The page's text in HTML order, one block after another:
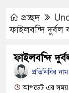
প্রচ্ছদ
ফাইলবন্দি
ফাইলবন্দি
প্রতিনিধির
আপডেট এর সময় :